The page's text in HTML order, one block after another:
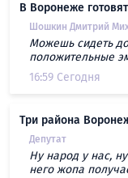
В Воронеже
Шошкин Дмитрий
Можешь сидеть
положительные
16:59 Сегодня
Три района
Депутат
Ну народ у нас,
него жопа